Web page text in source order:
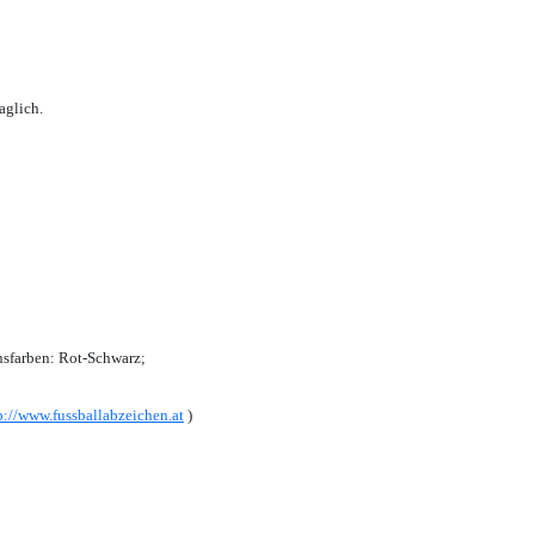
Rot-Schwarz;
www.fussballabzeichen.at )